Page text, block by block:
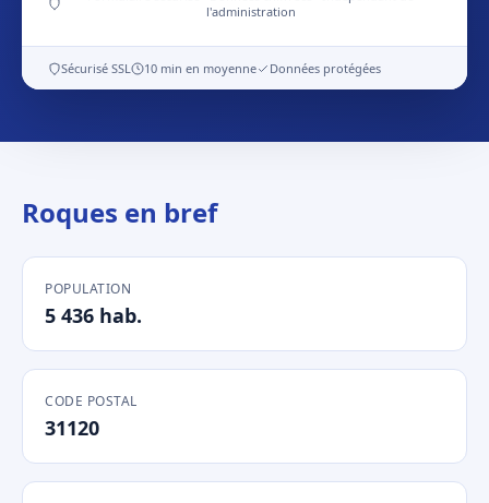
l'administration
Sécurisé SSL 10 min en moyenne Données protégées
Roques en bref
POPULATION
5 436 hab.
CODE POSTAL
31120